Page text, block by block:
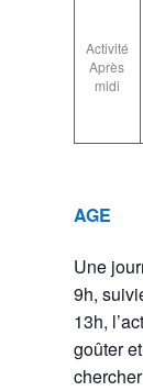
Activité
Après
midi
AGE
Une
9h,
13h,
goûter